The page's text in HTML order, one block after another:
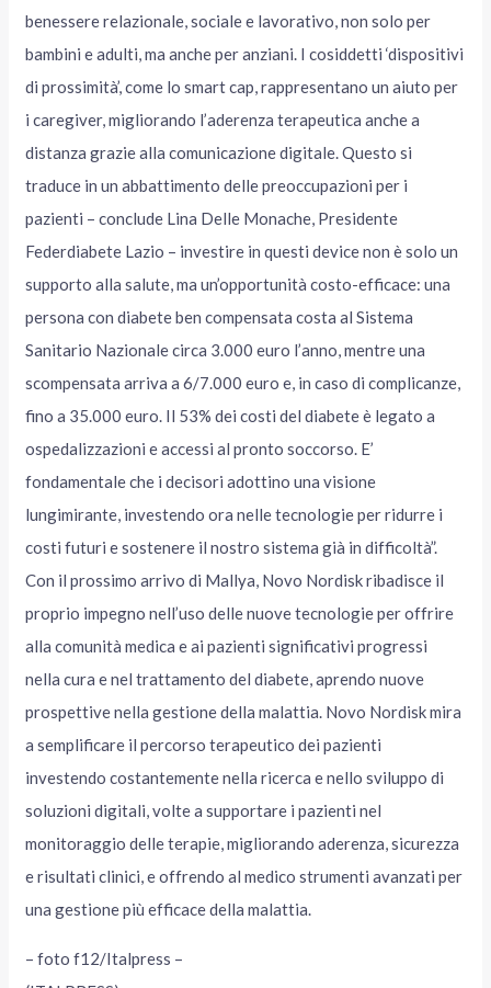
benessere relazionale, sociale e lavorativo, non solo per
bambini e adulti, ma anche per anziani. I cosiddetti ‘dispositivi
di prossimità’, come lo smart cap, rappresentano un aiuto per
i caregiver, migliorando l’aderenza terapeutica anche a
distanza grazie alla comunicazione digitale. Questo si
traduce in un abbattimento delle preoccupazioni per i
pazienti – conclude Lina Delle Monache, Presidente
Federdiabete Lazio – investire in questi device non è solo un
supporto alla salute, ma un’opportunità costo-efficace: una
persona con diabete ben compensata costa al Sistema
Sanitario Nazionale circa 3.000 euro l’anno, mentre una
scompensata arriva a 6/7.000 euro e, in caso di complicanze,
fino a 35.000 euro. Il 53% dei costi del diabete è legato a
ospedalizzazioni e accessi al pronto soccorso. E’
fondamentale che i decisori adottino una visione
lungimirante, investendo ora nelle tecnologie per ridurre i
costi futuri e sostenere il nostro sistema già in difficoltà”.
Con il prossimo arrivo di Mallya, Novo Nordisk ribadisce il
proprio impegno nell’uso delle nuove tecnologie per offrire
alla comunità medica e ai pazienti significativi progressi
nella cura e nel trattamento del diabete, aprendo nuove
prospettive nella gestione della malattia. Novo Nordisk mira
a semplificare il percorso terapeutico dei pazienti
investendo costantemente nella ricerca e nello sviluppo di
soluzioni digitali, volte a supportare i pazienti nel
monitoraggio delle terapie, migliorando aderenza, sicurezza
e risultati clinici, e offrendo al medico strumenti avanzati per
una gestione più efficace della malattia.
– foto f12/Italpress –